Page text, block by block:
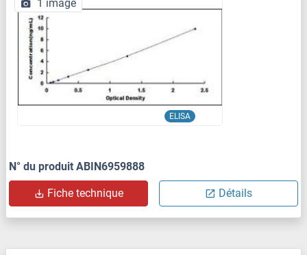
ELISA
1 image
N° du produit ABIN6959888
Fiche technique Détails